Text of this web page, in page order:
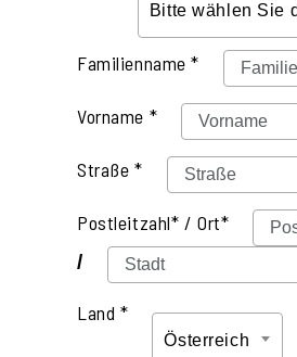
Bitte wählen Sie
Familienname *
Vorname *
Straße *
Postleitzahl* / Ort*
/
Land *
Österreich